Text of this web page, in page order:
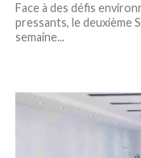
Face à des défis
pressants, le deuxième
semaine...